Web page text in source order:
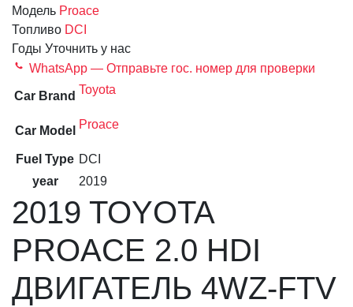
Модель Proace
Топливо DCI
Годы Уточнить у нас
WhatsApp — Отправьте гос. номер для проверки
Car Brand Toyota
Car Model Proace
Fuel Type DCI
year
2019
2019 TOYOTA
PROACE 2.0 HDI
ДВИГАТЕЛЬ 4WZ-FTV